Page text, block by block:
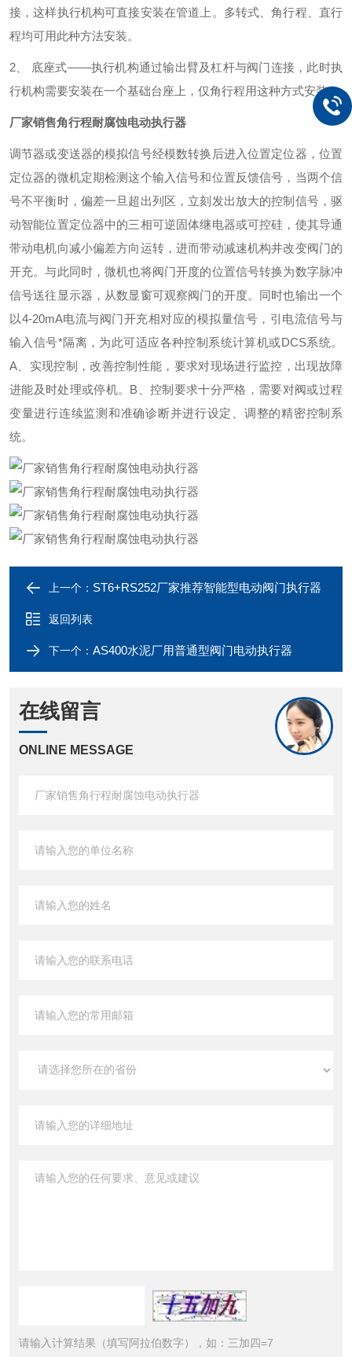
接，这样执行机构可直接安装在管道上。多转式、角行程、直行
程均可用此种方法安装。
2、 底座式——执行机构通过输出臂及杠杆与阀门连接，此时执
行机构需要安装在一个基础台座上，仅角行程用这种方式安装。
厂家销售角行程耐腐蚀电动执行器
调节器或变送器的模拟信号经模数转换后进入位置定位器，位置
定位器的微机定期检测这个输入信号和位置反馈信号，当两个信
号不平衡时，偏差一旦超出列区，立刻发出放大的控制信号，驱
动智能位置定位器中的三相可逆固体继电器或可控硅，使其导通
带动电机向减小偏差方向运转，进而带动减速机构井改变阀门的
开充。与此同时，微机也将阀门开度的位置信号转换为数字脉冲
信号送往显示器，从数显窗可观察阀门的开度。同时也输出一个
以4-20mA电流与阀门开充相对应的模拟量信号，引电流信号与
输入信号*隔离，为此可适应各种控制系统计算机或DCS系统。
A、实现控制，改善控制性能，要求对现场进行监控，出现故障
进能及时处理或停机。B、控制要求十分严格，需要对阀或过程
变量进行连续监测和准确诊断并进行设定、调整的精密控制系
统。
上一个： ST6+RS252厂家推荐智能型电动阀门执行器
返回列表
下一个： AS400水泥厂用普通型阀门电动执行器
在线留言
ONLINE MESSAGE
请输入计算结果（填写阿拉伯数字），如：三加四=7